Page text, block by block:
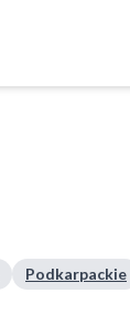
Podkarpackie